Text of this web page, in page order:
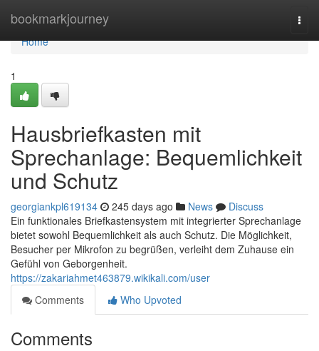
bookmarkjourney
Home
Home
1
Hausbriefkasten mit
Sprechanlage: Bequemlichkeit
und Schutz
georgiankpl619134 245 days ago News
Discuss
Ein funktionales Briefkastensystem mit integrierter Sprechanlage
bietet sowohl Bequemlichkeit als auch Schutz. Die Möglichkeit,
Besucher per Mikrofon zu begrüßen, verleiht dem Zuhause ein
Gefühl von Geborgenheit.
https://zakariahmet463879.wikikali.com/user
Comments
Who Upvoted
Comments